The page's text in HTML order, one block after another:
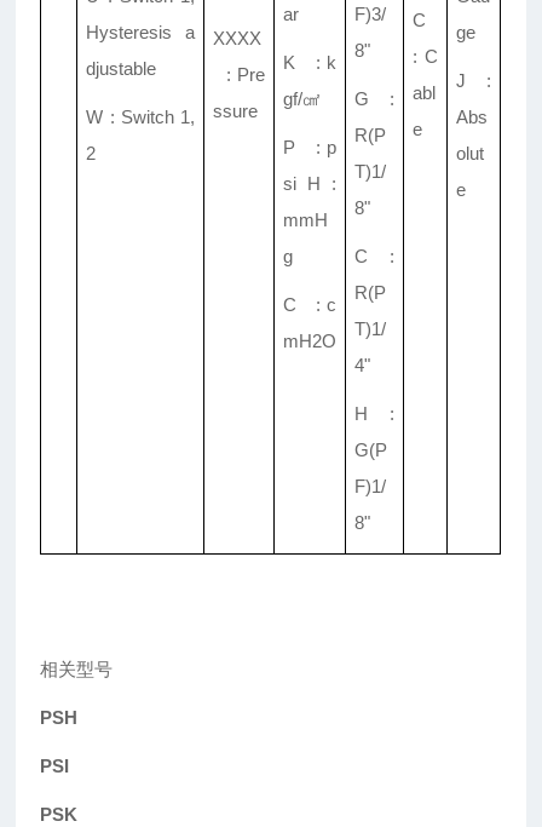
Hysteresis a
djustable
W : Switch 1,
2
XXXX
: Pre
ssure
ar
K : k
gf/㎠
P : p
si H :
mmH
g
C : c
mH2O
F)3/
8"
G :
R(P
T)1/
8"
C :
R(P
T)1/
4"
H :
G(P
F)1/
8"
C
: C
abl
e
ge
J :
Abs
olut
e
相关型号
PSH
PSI
PSK